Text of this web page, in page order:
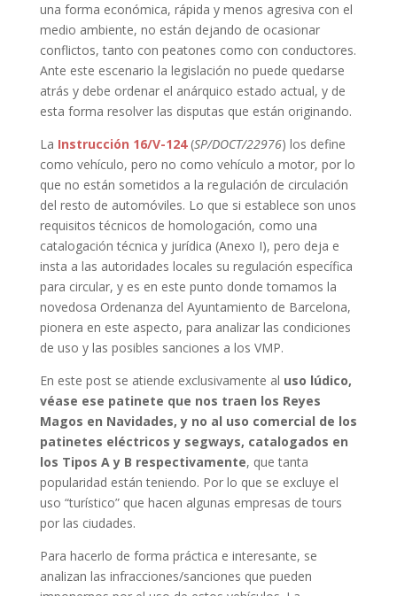
una forma económica, rápida y menos agresiva con el
medio ambiente, no están dejando de ocasionar
conflictos, tanto con peatones como con conductores.
Ante este escenario la legislación no puede quedarse
atrás y debe ordenar el anárquico estado actual, y de
esta forma resolver las disputas que están originando.
La Instrucción 16/V-124 (SP/DOCT/22976) los define
como vehículo, pero no como vehículo a motor, por lo
que no están sometidos a la regulación de circulación
del resto de automóviles. Lo que si establece son unos
requisitos técnicos de homologación, como una
catalogación técnica y jurídica (Anexo I), pero deja e
insta a las autoridades locales su regulación específica
para circular, y es en este punto donde tomamos la
novedosa Ordenanza del Ayuntamiento de Barcelona,
pionera en este aspecto, para analizar las condiciones
de uso y las posibles sanciones a los VMP.
En este post se atiende exclusivamente al uso lúdico,
véase ese patinete que nos traen los Reyes
Magos en Navidades, y no al uso comercial de los
patinetes eléctricos y segways, catalogados en
los Tipos A y B respectivamente, que tanta
popularidad están teniendo. Por lo que se excluye el
uso “turístico” que hacen algunas empresas de tours
por las ciudades.
Para hacerlo de forma práctica e interesante, se
analizan las infracciones/sanciones que pueden